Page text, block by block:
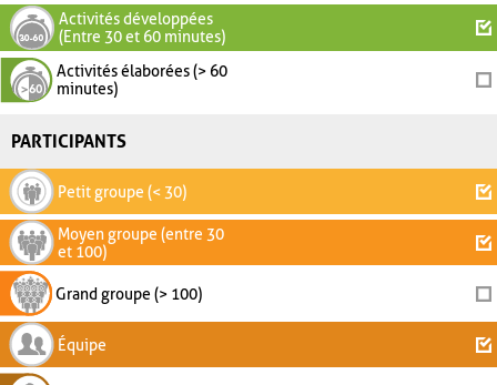
Activités développées
(Entre 30 et 60 minutes)
Activités élaborées (> 60
minutes)
PARTICIPANTS
Petit groupe (< 30)
Moyen groupe (entre 30
et 100)
Grand groupe (> 100)
Équipe